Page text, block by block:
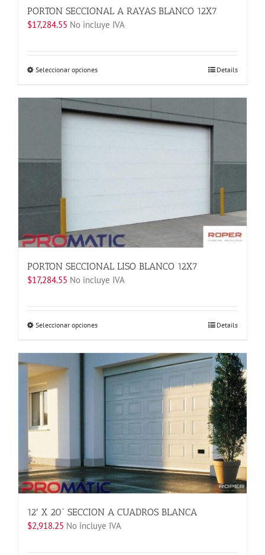
producto
PORTON SECCIONAL A RAYAS BLANCO 12X7
$17,284.55 No incluye IVA
Seleccionar opcionesEste
tiene
múltiples
variantes.
página
de
Details
PORTON SECCIONAL LISO BLANCO 12X7
$17,284.55 No incluye IVA
Seleccionar opcionesEste
tiene
múltiples
variantes.
opciones
elegir
en
la
página
de
producto
Details
12′ X 20” SECCION A CUADROS BLANCA
$2,918.25 No incluye IVA